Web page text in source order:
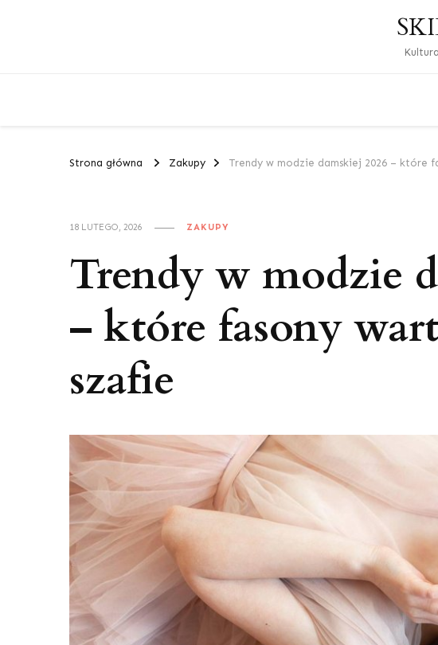
Strona główna Zakupy Trendy w modzie damskiej 2026 – które
18 LUTEGO, 2026 ZAKUPY
Trendy w modzie
– które fasony
szafie